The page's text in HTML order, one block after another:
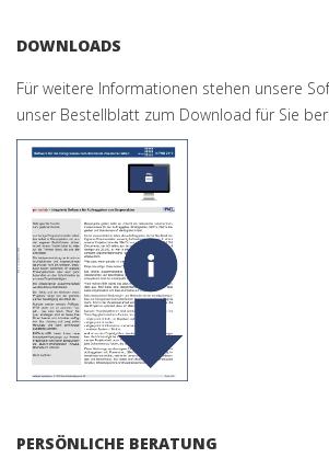
DOWNLOADS
Für weitere Informationen stehen unsere
unser Bestellblatt zum Download für Sie
PERSÖNLICHE BERATUNG